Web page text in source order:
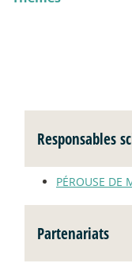
Responsables
PÉROUSE
Partenariats